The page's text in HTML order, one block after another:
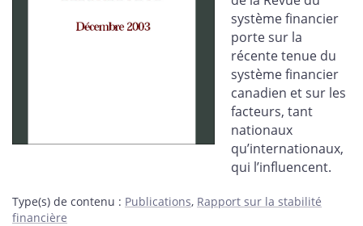
système financier
porte sur la
récente tenue du
système financier
canadien et sur les
facteurs, tant
nationaux
qu’internationaux,
qui l’influencent.
Type(s) de contenu : Publications, Rapport sur la stabilité
financière